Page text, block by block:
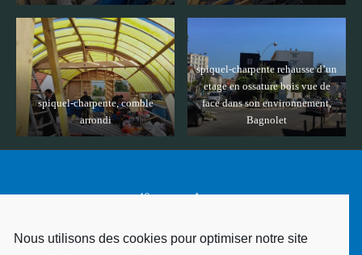
spiquel-charpente, comble
arrondi
spiquel-charpente rehausse d’un
etage en ossature bois vue de
face dans son environnement,
Bagnolet
40 avenue Arago
Nous utilisons des cookies pour optimiser notre site